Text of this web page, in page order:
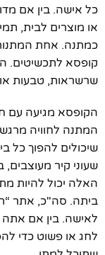
כל אישה. בין אם
או מוצרים לבית,
כמתנה. אחת
קופסא לתכשיטים.
שרשראות, טבעות או
הקופסא מגיעה עם
המתנה לחוויה
שיכולים להפוך כל
שעוני קיר
האלה יכול להיות
ביתה. סה"כ, אתר
לאישה. בין אם
לחג או פשוט כדי